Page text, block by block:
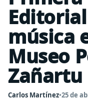
música
Museo
Zañartu
Carlos Martínez•25 de